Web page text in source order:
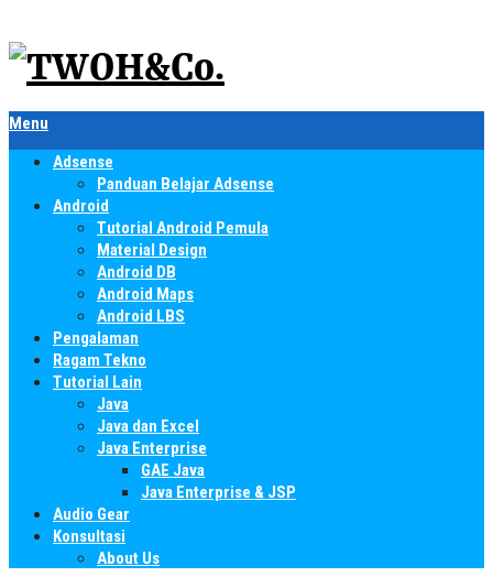
Menu
Adsense
Panduan Belajar Adsense
Android
Tutorial Android Pemula
Material Design
Android DB
Android Maps
Android LBS
Pengalaman
Ragam Tekno
Tutorial Lain
Java
Java dan Excel
Java Enterprise
GAE Java
Java Enterprise & JSP
Audio Gear
Konsultasi
About Us